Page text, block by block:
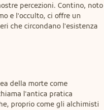
percezioni. Contino, noto
e l'occulto, ci offre un
che circondano l'esistenza
della morte come
l'antica pratica
proprio come gli alchimisti